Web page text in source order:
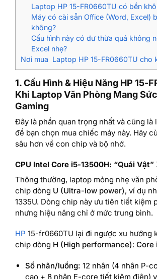
Laptop HP 15-FR0660TU có bền
Máy có cài sẵn Office (Word, Excel)
không?
Cấu hình này có dư thừa quá không
Excel nhẹ?
Nơi mua Laptop HP 15-FR0660TU cho
1. Cấu Hình & Hiệu Năng HP 15-
Khi Laptop Văn Phòng Mang
Gaming
Đây là phần quan trọng nhất và cũng là
để bạn chọn mua chiếc máy này. Hãy
sâu hơn về con chip và bộ nhớ.
CPU Intel Core i5-13500H: “Quái Vật”
Thông thường, laptop mỏng nhẹ văn
chip dòng U (Ultra-low power), ví dụ
1335U. Dòng chip này ưu tiên tiết kiệm
nhưng hiệu năng chỉ ở mức trung bình.
HP 15-fr0660TU lại đi ngược xu hướng
chip dòng H (High performance): Core
Số nhân/luồng: 12 nhân (4 nhân P-
cao + 8 nhân E-core tiết kiệm điện)